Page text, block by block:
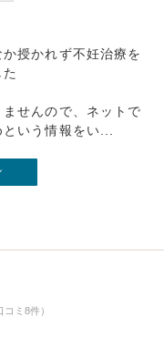
授かれず不妊治療を
せんので、ネットで
いう情報をい...
ミ8件）